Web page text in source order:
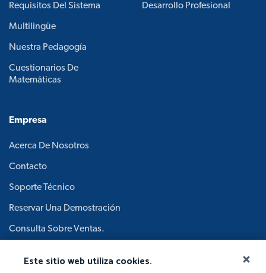
Este sitio web utiliza cookies.
Requisitos Del Sistema
Multilingüe
Nuestra Pedagogía
Cuestionarios De
Matemáticas
Desarrollo Profesional
Empresa
Acerca De Nosotros
Contacto
Soporte Técnico
Reservar Una Demostración
Consulta Sobre Ventas.